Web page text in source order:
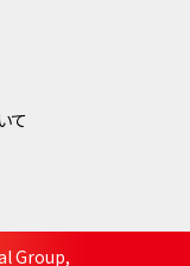
て
Group,